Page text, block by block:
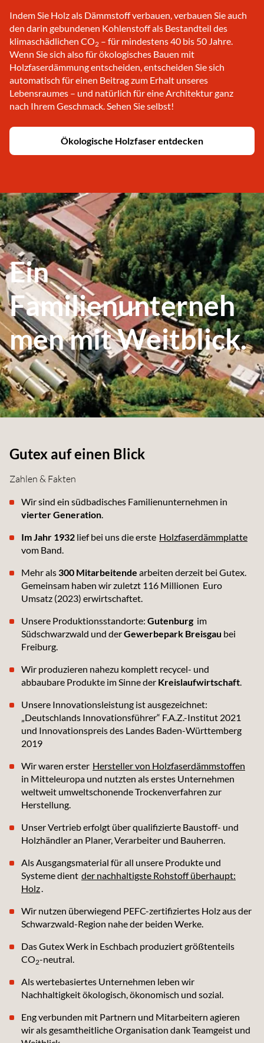
Indem Sie Holz als Dämmstoff verbauen, verbauen Sie auch
den darin gebundenen Kohlenstoff als Bestandteil des
klimaschädlichen CO2 – für mindestens 40 bis 50 Jahre.
Wenn Sie sich also für ökologisches Bauen mit
Holzfaserdämmung entscheiden, entscheiden Sie sich
automatisch für einen Beitrag zum Erhalt unseres
Lebensraumes – und natürlich für eine Architektur ganz
nach Ihrem Geschmack. Sehen Sie selbst!
Ökologische Holzfaser entdecken
Ein
Familienunterneh
men mit Weitblick.
Gutex auf einen Blick
Zahlen & Fakten
Wir sind ein südbadisches Familienunternehmen in
vierter Generation.
Im Jahr 1932 lief bei uns die erste Holzfaserdämmplatte
vom Band.
Mehr als 300 Mitarbeitende arbeiten derzeit bei Gutex.
Gemeinsam haben wir zuletzt 116 Millionen Euro
Umsatz (2023) erwirtschaftet.
Unsere Produktionsstandorte: Gutenburg im
Südschwarzwald und derGewerbepark Breisgau bei
Freiburg.
Wir produzieren nahezu komplett recycel- und
abbaubare Produkte im Sinne der Kreislaufwirtschaft.
Unsere Innovationsleistung ist ausgezeichnet:
„Deutschlands Innovationsführer“ F.A.Z.-Institut 2021
und Innovationspreis des Landes Baden-Württemberg
2019
Wir waren erster Hersteller von Holzfaserdämmstoffen
in Mitteleuropa und nutzten als erstes Unternehmen
weltweit umweltschonende Trockenverfahren zur
Herstellung.
Unser Vertrieb erfolgt über qualifizierte Baustoff- und
Holzhändler an Planer, Verarbeiter und Bauherren.
Als Ausgangsmaterial für all unsere Produkte und
Systeme dient der nachhaltigste Rohstoff überhaupt:
Holz.
Wir nutzen überwiegend PEFC-zertifiziertes Holz aus der
Schwarzwald-Region nahe der beiden Werke.
Das Gutex Werk in Eschbach produziert größtenteils
CO2-neutral.
Als wertebasiertes Unternehmen leben wir
Nachhaltigkeit ökologisch, ökonomisch und sozial.
Eng verbunden mit Partnern und Mitarbeitern agieren
wir als gesamtheitliche Organisation dank Teamgeist und